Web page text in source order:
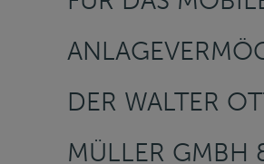
DER WALTER
MÜLLER GMBH